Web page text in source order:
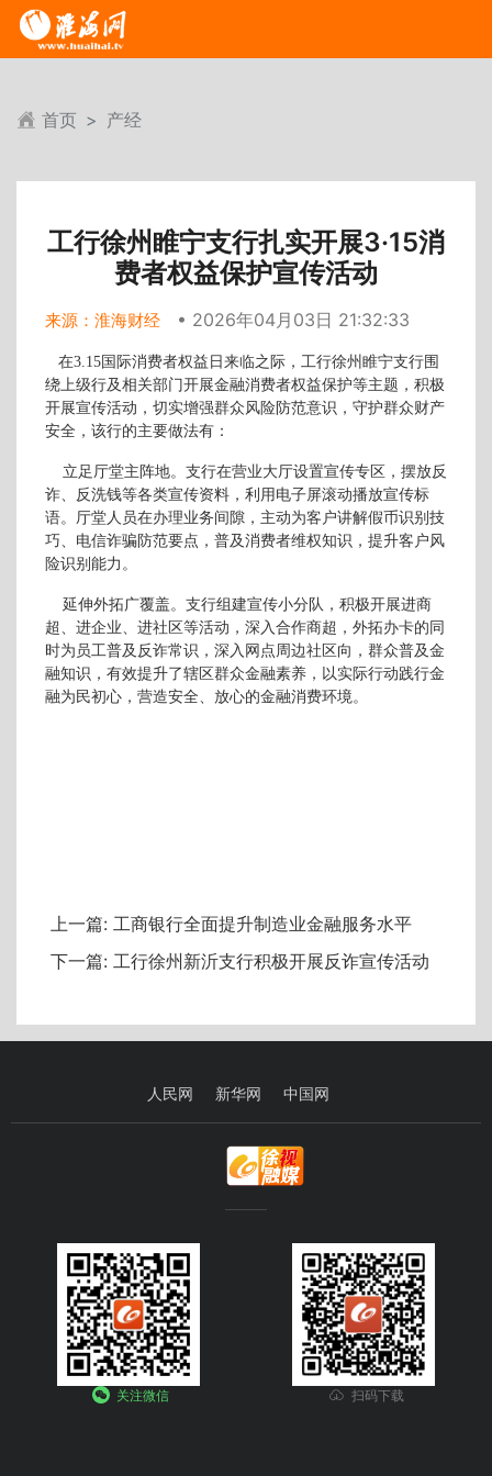
首页 产经
工行徐州睢宁支行扎实开展3·15消
费者权益保护宣传活动
来源：淮海财经 • 2026年04月03日 21:32:33
在3.15国际消费者权益日来临之际，工行徐州睢宁支行围
绕上级行及相关部门开展金融消费者权益保护等主题，积极
开展宣传活动，切实增强群众风险防范意识，守护群众财产
安全，该行的主要做法有：
立足厅堂主阵地。支行在营业大厅设置宣传专区，摆放反
诈、反洗钱等各类宣传资料，利用电子屏滚动播放宣传标
语。厅堂人员在办理业务间隙，主动为客户讲解假币识别技
巧、电信诈骗防范要点，普及消费者维权知识，提升客户风
险识别能力。
延伸外拓广覆盖。支行组建宣传小分队，积极开展进商
超、进企业、进社区等活动，深入合作商超，外拓办卡的同
时为员工普及反诈常识，深入网点周边社区向，群众普及金
融知识，有效提升了辖区群众金融素养，以实际行动践行金
融为民初心，营造安全、放心的金融消费环境。
上一篇: 工商银行全面提升制造业金融服务水平
下一篇: 工行徐州新沂支行积极开展反诈宣传活动
人民网 新华网 中国网
关注微信 扫码下载